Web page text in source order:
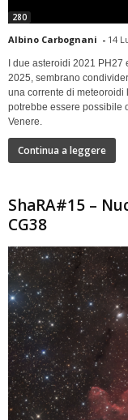
280
Albino Carbognani - 14
I due asteroidi 2021 PH27
2025, sembrano
una corrente di meteoroidi
potrebbe essere possibile
Venere.
Continua a leggere
ShaRA#15 –
CG38